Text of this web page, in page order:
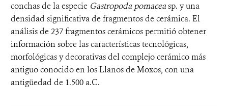
conchas de la especie Gastropoda pomaceasp. y una
densidad significativa de fragmentos de cerámica. El
análisis de 237 fragmentos cerámicos permitió obtener
información sobre las características tecnológicas,
morfológicas y decorativas del complejo cerámico más
antiguo conocido en los Llanos de Moxos, con una
antigüedad de 1.500 a.C.